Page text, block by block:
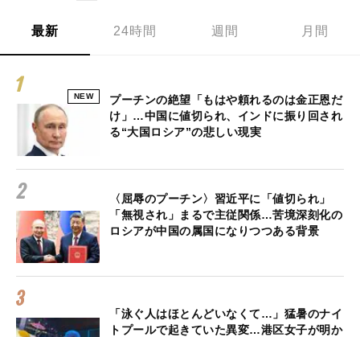
最新 24時間 週間 月間
NEW
プーチンの絶望「もはや頼れるのは金正恩だ
け」…中国に値切られ、インドに振り回され
る“大国ロシア”の悲しい現実
〈屈辱のプーチン〉習近平に「値切られ」
「無視され」まるで主従関係…苦境深刻化の
ロシアが中国の属国になりつつある背景
「泳ぐ人はほとんどいなくて…」猛暑のナイ
トプールで起きていた異変…港区女子が明か